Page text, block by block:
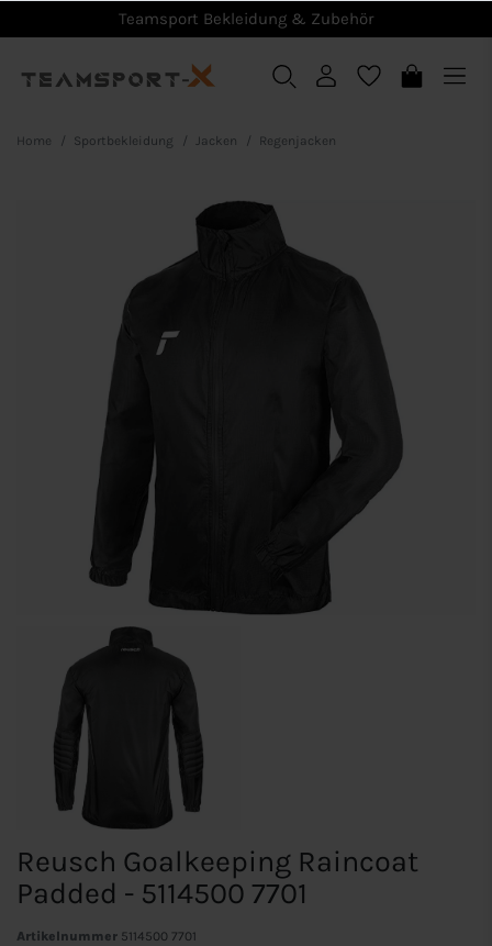
Teamsport Bekleidung & Zubehör
Home Sportbekleidung Jacken Regenjacken
Reusch Goalkeeping Raincoat
Padded - 5114500 7701
Artikelnummer 5114500 7701